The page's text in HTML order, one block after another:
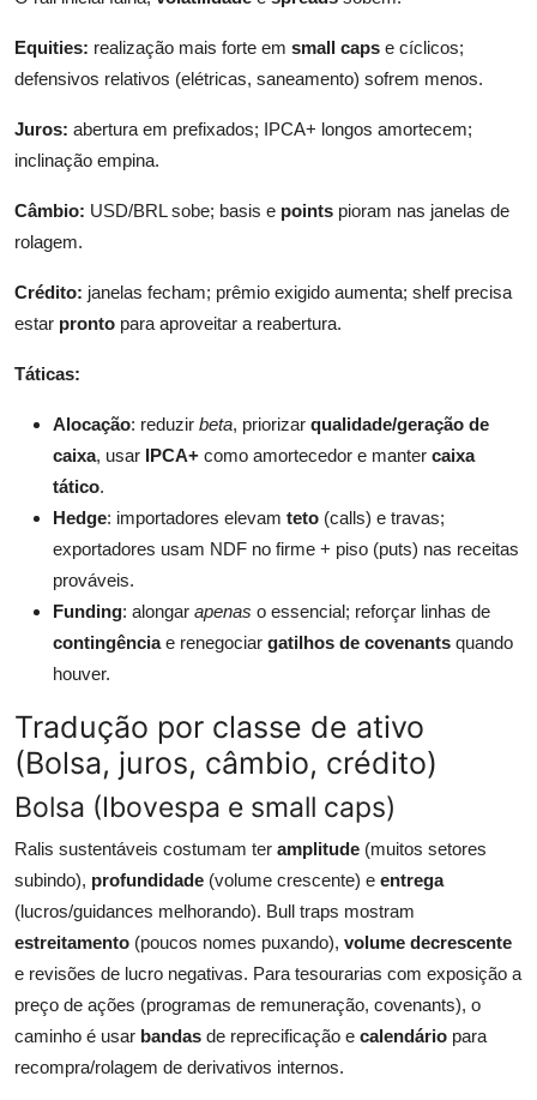
Equities: realização mais forte em small caps e cíclicos;
defensivos relativos (elétricas, saneamento) sofrem menos.
Juros: abertura em prefixados; IPCA+ longos amortecem;
inclinação empina.
Câmbio: USD/BRL sobe; basis e points pioram nas janelas de
rolagem.
Crédito: janelas fecham; prêmio exigido aumenta; shelf precisa
estar pronto para aproveitar a reabertura.
Táticas:
Alocação: reduzir beta, priorizar qualidade/geração de
caixa, usar IPCA+ como amortecedor e manter caixa
tático.
Hedge: importadores elevam teto (calls) e travas;
exportadores usam NDF no firme + piso (puts) nas receitas
prováveis.
Funding: alongar apenas o essencial; reforçar linhas de
contingênciae renegociar gatilhos de covenants quando
houver.
Tradução por classe de ativo
(Bolsa, juros, câmbio, crédito)
Bolsa (Ibovespa e small caps)
Ralis sustentáveis costumam ter amplitude (muitos setores
subindo), profundidade (volume crescente) e entrega
(lucros/guidances melhorando). Bull traps mostram
estreitamento (poucos nomes puxando), volume decrescente
e revisões de lucro negativas. Para tesourarias com exposição a
preço de ações (programas de remuneração, covenants), o
caminho é usar bandas de reprecificação e calendário para
recompra/rolagem de derivativos internos.